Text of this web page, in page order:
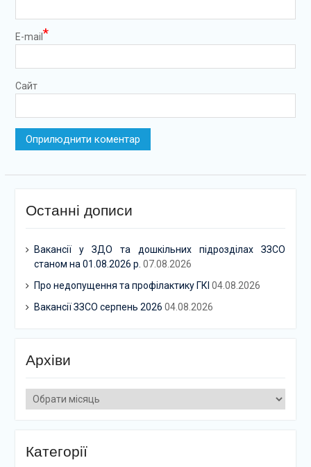
E-mail *
Сайт
Останні дописи
Вакансії у ЗДО та дошкільних підрозділах ЗЗСО
станом на 01.08.2026 р. 07.08.2026
Про недопущення та профілактику ГКІ 04.08.2026
Вакансії ЗЗСО серпень 2026 04.08.2026
Архіви
Архіви
Категорії